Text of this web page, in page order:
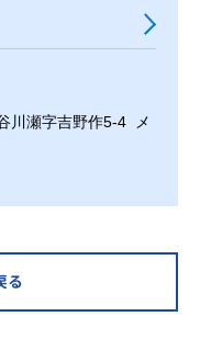
川瀬字吉野作5-4 メ
る